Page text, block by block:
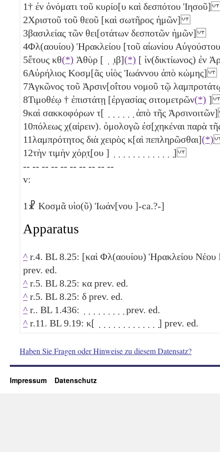
1† ἐν ὀνόματι τοῦ κυρίο[υ καὶ δεσπότου
2Χριστοῦ τοῦ θεοῦ [καὶ σωτῆρος ἡμῶν]
3βασιλείας τῶν θει[οτάτων δεσποτῶν ἡμῶν]
4Φλ(αουίου) Ἡρακλείου [τοῦ αἰωνίου
5ἔτους κθ(*) Ἁθὺρ [ ̣ ̣ ιβ](*) [ ἰν(δικτίωνος)
6Αὐρήλιος Κοσμ[ᾶς υἱὸς Ἰωάννου ἀπὸ κώμης]
7Ἀγκῶνος τοῦ Ἀρσιν[οΐτου νομοῦ τῷ
8Τιμοθέῳ † ἐπιστάτῃ [ἐργασίας σιτομετρῶν(*)
9καὶ σακκοφόρων τ[ ̣ ̣ ̣ ̣ ̣ ̣ ἀπὸ τῆς
10πόλεως χ(αίρειν). ὁμολογῶ ἐσ[χηκέναι παρὰ
11λαμπρότητος διὰ χειρὸς κ[αὶ πεπληρῶσθαι](*)
12τὴν τιμὴν χόρ̣τ̣[ου ] ̣ ̣ ̣ ̣ ̣ ̣ ̣ ̣ ̣ ̣ ̣ ̣ ̣]
-- -- -- -- -- -- -- -- -- --
v:
1 ☧ Κοσμᾶ υἱο(ῦ) Ἰωάν[νου ]-ca.?-]
Apparatus
^ r.4. BL 8.25: [καὶ Φλ(αουίου) Ἡρακλείου Νέου
prev. ed.
^ r.5. BL 8.25: κα prev. ed.
^ r.5. BL 8.25: δ prev. ed.
^ r.. BL 1.436: ̣ ̣ ̣ ̣ ̣ ̣ ̣ ̣ ̣ prev. ed.
^ r.11. BL 9.19: κ[ ̣ ̣ ̣ ̣ ̣ ̣ ̣ ̣ ̣ ̣ ̣ ̣ ̣] prev. ed.
Haben Sie Fragen oder Hinweise zu diesem Datensatz?
Impressum Datenschutz